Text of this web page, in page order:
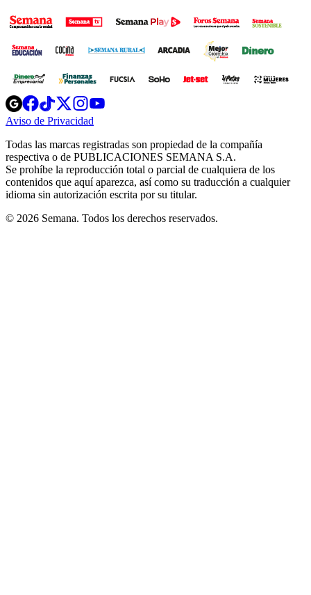
Opens
in
new
Opens
in
new
Opens
in
new
window
Opens
new
windowwindow
Aviso de Privacidad
new
window
Todas las marcas registradas son propiedad de la compañía
respectiva o de PUBLICACIONES SEMANA S.A.
Se prohíbe la reproducción total o parcial de cualquiera de los
contenidos que aquí aparezca, así como su traducción a cualquier
idioma sin autorización escrita por su titular.
© 2026 Semana. Todos los derechos reservados.